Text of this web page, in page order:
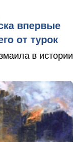
впервые
от турок
в истории